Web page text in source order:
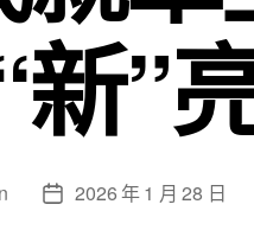
新”
文 2026 年 1 月 28 日